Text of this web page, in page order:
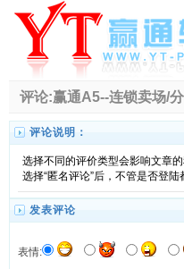
评论:赢通A5--连锁卖场/
评论说明：
选择不同的评价类型会影响文章
选择“匿名评论”后，不管是否登
发表评论
表情: